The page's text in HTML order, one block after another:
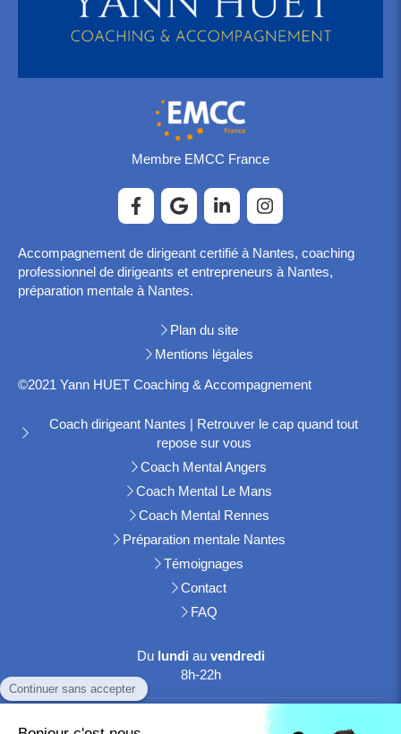
Membre EMCC France
Accompagnement de dirigeant certifié à Nantes, coaching
professionnel de dirigeants et entrepreneurs à Nantes,
préparation mentale à Nantes.
Plan du site
Mentions légales
©2021 Yann HUET Coaching & Accompagnement
Coach dirigeant Nantes | Retrouver le cap quand tout
repose sur vous
Coach Mental Angers
Coach Mental Le Mans
Coach Mental Rennes
Préparation mentale Nantes
Témoignages
Contact
FAQ
Du lundi au vendredi
8h-22h